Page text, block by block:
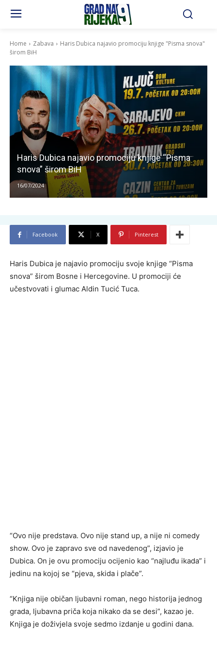
Home Zabava
Haris Dubica najavio promociju knjige "Pisma snova"
širom BiH
Haris Dubica najavio promociju knjige “Pisma
snova” širom BiH
16/07/2024
Facebook X Pinterest
Haris Dubica je najavio promociju svoje knjige “Pisma
snova” širom Bosne i Hercegovine. U promociji će
učestvovati i glumac Aldin Tucić Tuca.
“Ovo nije predstava. Ovo nije stand up, a nije ni comedy
show. Ovo je zapravo sve od navedenog”, izjavio je
Dubica. On je ovu promociju ocijenio kao “najluđu ikada” i
jedinu na kojoj se “pjeva, skida i plače”.
“Knjiga nije običan ljubavni roman, nego historija jednog
grada, ljubavna priča koja nikako da se desi”, kazao je.
Knjiga je doživjela svoje sedmo izdanje u godini dana.